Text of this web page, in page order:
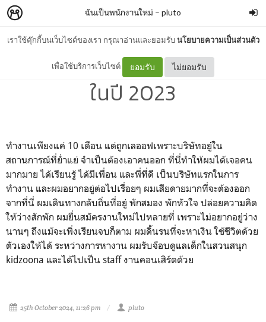
เราใช้คุ๊กกี้บนเว็บไซต์ของเรา กรุณาอ่านและยอมรับนโยบายความเป็นส่วนตัว
เพื่อใช้บริการเว็บไซต์ ยอมรับ ไม่ยอมรับ
ฉันเป็นพนักงานใหม่ – pluto
ฉันถูก lay off ตอนอายุ 24
ในปี 2023
ทำงานเพียงแค่ 10 เดือน แต่ถูกเลออฟเพราะบริษัทอยู่ใน
สถานการณ์ที่ย่ำแย่ จำเป็นต้องเอาคนออก ที่นี่ทำให้ผมได้เจอคน
มากมาย ได้เรียนรู้ ได้มีเพื่อน และพี่ที่ดี เป็นบริษัทแรกในการ
ทำงาน และผมอยากอยู่ต่อไปเรื่อยๆ ผมเสียดายมากที่จะต้องออก
จากที่นี่ ผมเดินทางกลับถิ่นที่อยู่ พักสมอง พักหัวใจ ปล่อยความคิด
ให้ว่างสักพัก ผมยื่นสมัครงานใหม่ไปหลายที่ เพราะไม่อยากอยู่ว่าง
นานๆ ถึงแม้จะเพิ่งเรียนจบก็ตาม ผมดิ้นรนที่จะหาเงิน ใช้ชีวิตด้วย
ตัวเองให้ได้ ระหว่างการหางาน ผมรับจ๊อบดูแลเด็กในสวนสนุก
kidzoona และได้ไปเป็น staff งานคอนเสิร์ตด้วย
25th October 2024, 11:26 pm pluto